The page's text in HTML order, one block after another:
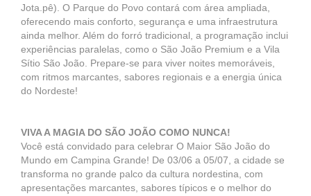
Jota.pê). O Parque do Povo contará com área ampliada,
oferecendo mais conforto, segurança e uma infraestrutura
ainda melhor. Além do forró tradicional, a programação inclui
experiências paralelas, como o São João Premium e a Vila
Sítio São João. Prepare-se para viver noites memoráveis,
com ritmos marcantes, sabores regionais e a energia única
do Nordeste!
VIVA A MAGIA DO SÃO JOÃO COMO NUNCA!
Você está convidado para celebrar O Maior São João do
Mundo em Campina Grande! De 03/06 a 05/07, a cidade se
transforma no grande palco da cultura nordestina, com
apresentações marcantes, sabores típicos e o melhor do